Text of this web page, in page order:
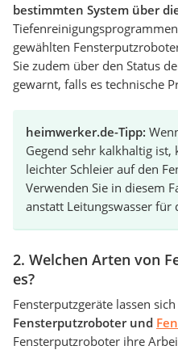
bestimmten System über
gewählten
Sie zudem über den Status
gewarnt, falls es technische
heimwerker.de-Tipp:
Gegend sehr kalkhaltig
leichter Schleier auf den
Verwenden Sie in diesem
anstatt Leitungswasser für
2. Welchen Arten von
es?
Fensterputzgeräte lassen
Fensterputzroboter und
Fensterputzroboter ihre